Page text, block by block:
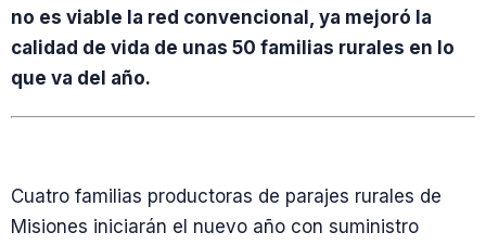
no es viable la red convencional, ya mejoró la
calidad de vida de unas 50 familias rurales en lo
que va del año.
Cuatro familias productoras de parajes rurales de
Misiones iniciarán el nuevo año con suministro